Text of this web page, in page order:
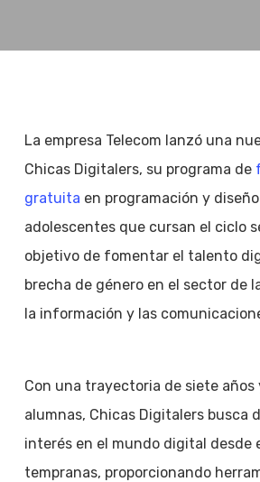
La empresa Telecom lanzó una
Chicas Digitalers, su programa de
gratuita en programación y
adolescentes que cursan el ciclo
objetivo de fomentar el talento
brecha de género en el sector de
la información y las
Con una trayectoria de siete años
alumnas, Chicas Digitalers busca
interés en el mundo digital desde
tempranas, proporcionando